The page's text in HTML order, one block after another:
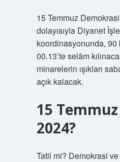
15 Temmuz
dolayısıyla Diyanet
koordinasyonunda,
00.13’te selâm
minarelerin ışıkları
açık kalacak.
15
2024?
Tatil mi? Demokrasi